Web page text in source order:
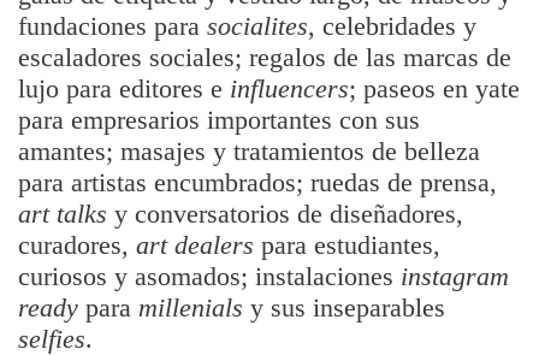
fundaciones para socialites, celebridades y
escaladores sociales; regalos de las marcas de
lujo para editores e influencers; paseos en yate
para empresarios importantes con sus
amantes; masajes y tratamientos de belleza
para artistas encumbrados; ruedas de prensa,
art talks y conversatorios de diseñadores,
curadores, art dealers para estudiantes,
curiosos y asomados; instalaciones instagram
ready para millenials y sus inseparables
selfies.